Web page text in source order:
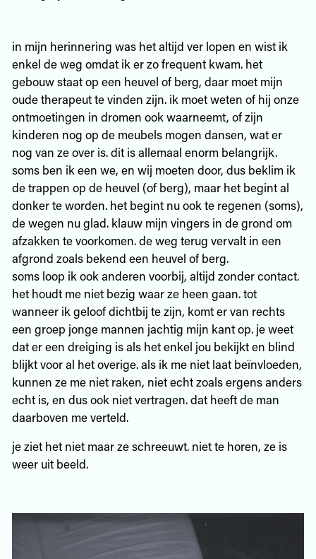
in mijn herinnering was het altijd ver lopen en wist ik
enkel de weg omdat ik er zo frequent kwam. het
gebouw staat op een heuvel of berg, daar moet mijn
oude therapeut te vinden zijn. ik moet weten of hij onze
ontmoetingen in dromen ook waarneemt, of zijn
kinderen nog op de meubels mogen dansen, wat er
nog van ze over is. dit is allemaal enorm belangrijk.
soms ben ik een we, en wij moeten door, dus beklim ik
de trappen op de heuvel (of berg), maar het begint al
donker te worden. het begint nu ook te regenen (soms),
de wegen nu glad. klauw mijn vingers in de grond om
afzakken te voorkomen. de weg terug vervalt in een
afgrond zoals bekend een heuvel of berg.
soms loop ik ook anderen voorbij, altijd zonder contact.
het houdt me niet bezig waar ze heen gaan. tot
wanneer ik geloof dichtbij te zijn, komt er van rechts
een groep jonge mannen jachtig mijn kant op. je weet
dat er een dreiging is als het enkel jou bekijkt en blind
blijkt voor al het overige. als ik me niet laat beïnvloeden,
kunnen ze me niet raken, niet echt zoals ergens anders
echt is, en dus ook niet vertragen. dat heeft de man
daarboven me verteld.
je ziet het niet maar ze schreeuwt. niet te horen, ze is
weer uit beeld.